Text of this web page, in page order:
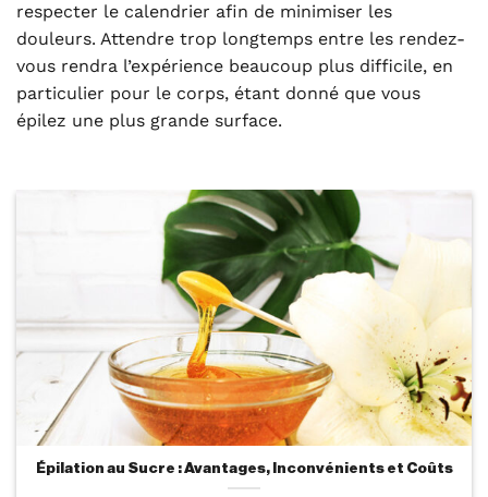
respecter le calendrier afin de minimiser les
douleurs. Attendre trop longtemps entre les rendez-
vous rendra l’expérience beaucoup plus difficile, en
particulier pour le corps, étant donné que vous
épilez une plus grande surface.
Épilation au Sucre : Avantages, Inconvénients et Coûts